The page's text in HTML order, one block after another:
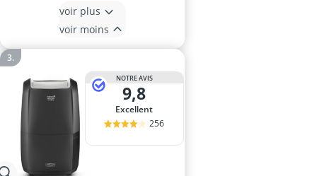
voir plus
voir moins
NOTRE AVIS
9,8
Excellent
256